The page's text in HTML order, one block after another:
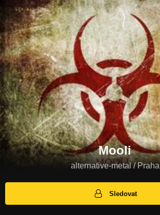
Mooli
alternative-metal / Praha
Sledovat